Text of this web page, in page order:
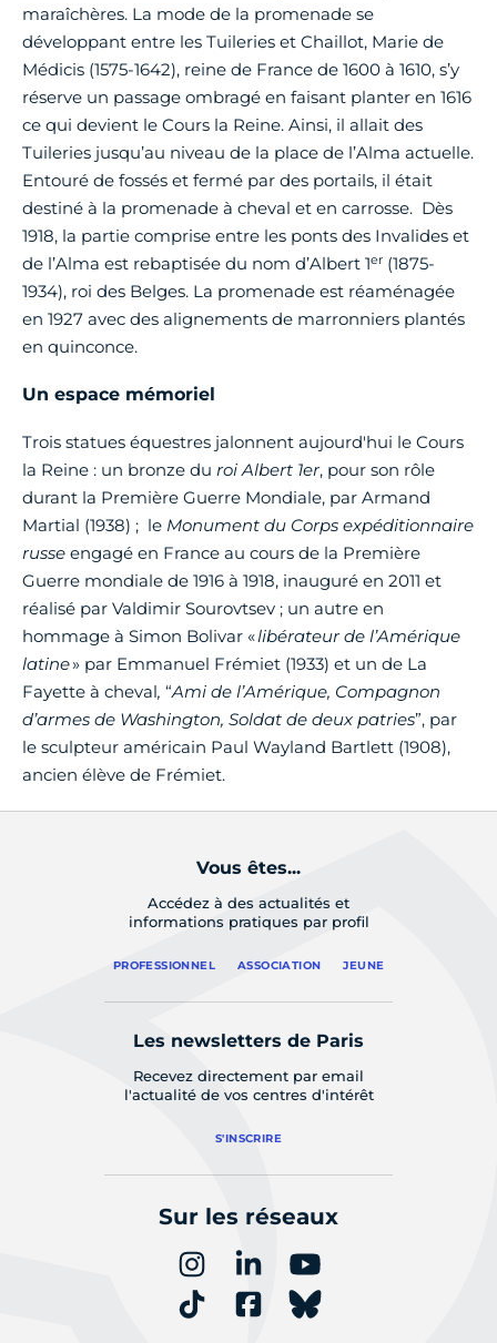
maraîchères. La mode de la promenade se
développant entre les Tuileries et Chaillot, Marie de
Médicis (1575-1642), reine de France de 1600 à 1610, s’y
réserve un passage ombragé en faisant planter en 1616
ce qui devient le Cours la Reine. Ainsi, il allait des
Tuileries jusqu’au niveau de la place de l’Alma actuelle.
Entouré de fossés et fermé par des portails, il était
destiné à la promenade à cheval et en carrosse. Dès
1918, la partie comprise entre les ponts des Invalides et
de l’Alma est rebaptisée du nom d’Albert 1er (1875-
1934), roi des Belges. La promenade est réaménagée
en 1927 avec des alignements de marronniers plantés
en quinconce.
Un espace mémoriel
Trois statues équestres jalonnent aujourd'hui le Cours
la Reine : un bronze du roi Albert 1er, pour son rôle
durant la Première Guerre Mondiale, par Armand
Martial (1938) ; le Monument du Corps expéditionnaire
russe engagé en France au cours de la Première
Guerre mondiale de 1916 à 1918, inauguré en 2011 et
réalisé par Valdimir Sourovtsev ; un autre en
hommage à Simon Bolivar «libérateur de l’Amérique
latine» par Emmanuel Frémiet (1933) et un de La
Fayette à cheval, “Ami de l’Amérique, Compagnon
d’armes de Washington, Soldat de deux patries”, par
le sculpteur américain Paul Wayland Bartlett (1908),
ancien élève de Frémiet.
Vous êtes...
Accédez à des actualités et
informations pratiques par profil
PROFESSIONNEL ASSOCIATION JEUNE
Les newsletters de Paris
Recevez directement par email
l'actualité de vos centres d'intérêt
S'INSCRIRE
Sur les réseaux